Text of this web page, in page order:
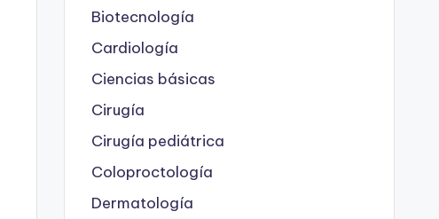
Biotecnología
Cardiología
Ciencias básicas
Cirugía
Cirugía pediátrica
Coloproctología
Dermatología